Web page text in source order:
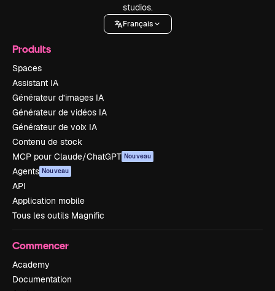
studios.
Français
Produits
Spaces
Assistant IA
Générateur d’images IA
Générateur de vidéos IA
Générateur de voix IA
Contenu de stock
MCP pour Claude/ChatGPT Nouveau
Agents Nouveau
API
Application mobile
Tous les outils Magnific
Commencer
Academy
Documentation